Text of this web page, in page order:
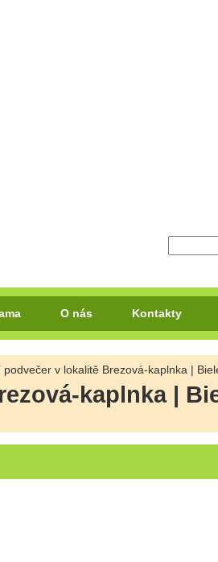
O nás Kontakty
podvečer v lokalitě Brezová-kaplnka |
kaplnka |